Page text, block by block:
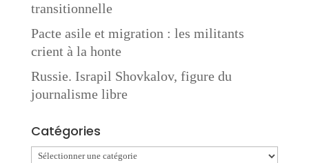
transitionnelle
Pacte asile et migration : les militants
crient à la honte
Russie. Israpil Shovkalov, figure du
journalisme libre
Catégories
Catégories